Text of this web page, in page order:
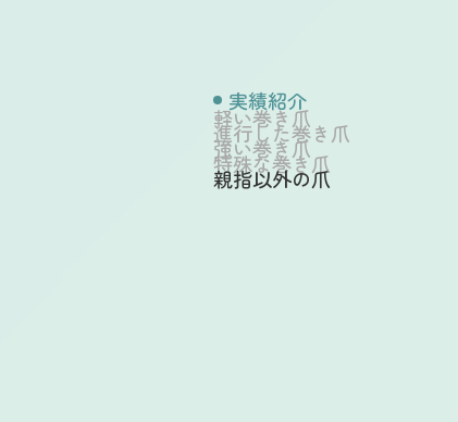
実績紹介
軽い巻き爪
進行した巻き爪
強い巻き爪
特殊な巻き爪
親指以外の爪